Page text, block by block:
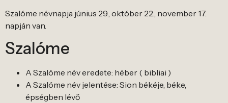
Szalóme névnapja június 29., október 22., november 17.
napján van.
Szalóme
A Szalóme név eredete: héber ( bibliai )
A Szalóme név jelentése: Sion békéje, béke,
épségben lévő